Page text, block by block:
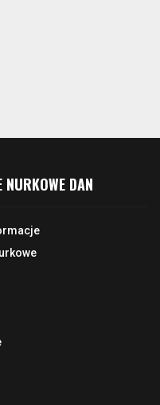
NURKOWE DAN